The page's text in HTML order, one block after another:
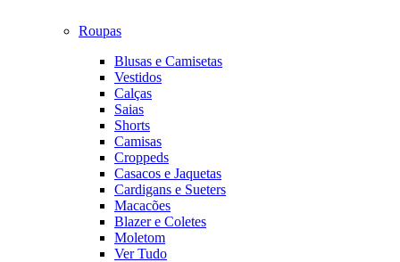
Roupas
Blusas e Camisetas
Vestidos
Calças
Saias
Shorts
Camisas
Croppeds
Casacos e Jaquetas
Cardigans e Sueters
Macacões
Blazer e Coletes
Moletom
Ver Tudo